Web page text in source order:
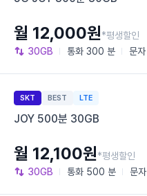
30GB 통화 300 분 문자
월 12,000원*평생할인
SKT BEST LTE
JOY 500분 30GB
30GB 통화 500 분 문자
월 12,100원*평생할인